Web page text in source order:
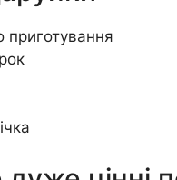
приготування